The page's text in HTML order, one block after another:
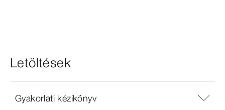
Letöltések
Gyakorlati kézikönyv